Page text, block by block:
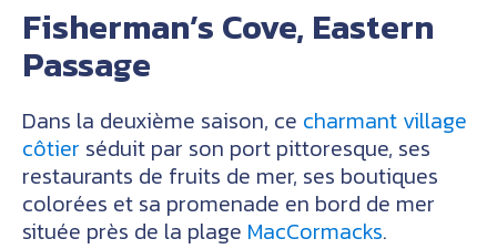
Fisherman’s Cove, Eastern
Passage
Dans la deuxième saison, ce charmant village
côtier séduit par son port pittoresque, ses
restaurants de fruits de mer, ses boutiques
colorées et sa promenade en bord de mer
située près de la plage MacCormacks.